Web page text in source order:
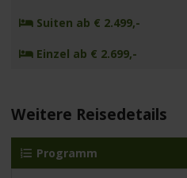
Suiten ab € 2.499,-
Einzel ab € 2.699,-
Weitere Reisedetails
Programm